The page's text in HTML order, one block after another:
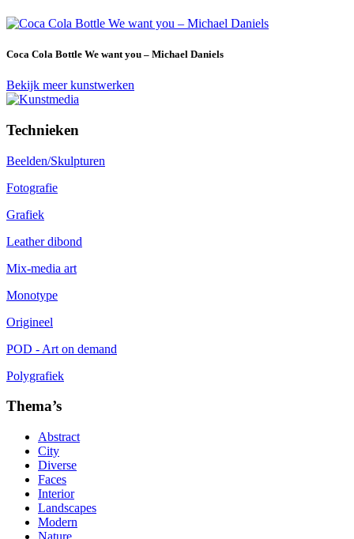
Coca Cola Bottle We want you – Michael Daniels
Bekijk meer kunstwerken
Technieken
Beelden/Skulpturen
Fotografie
Grafiek
Leather dibond
Mix-media art
Monotype
Origineel
POD - Art on demand
Polygrafiek
Thema’s
Abstract
City
Diverse
Faces
Interior
Landscapes
Modern
Nature